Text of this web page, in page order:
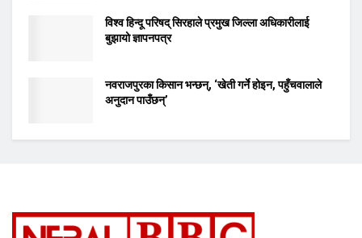
विश्व हिन्दू परिषद् सिरहाले प्रमुख जिल्ला अधिकारीलाई
बुझायो ज्ञापनपत्र
नवराजपुरका किसान भन्छन्, ‘खेती गर्ने होइन, पहुँचवालाले
अनुदान पाउँछन्’